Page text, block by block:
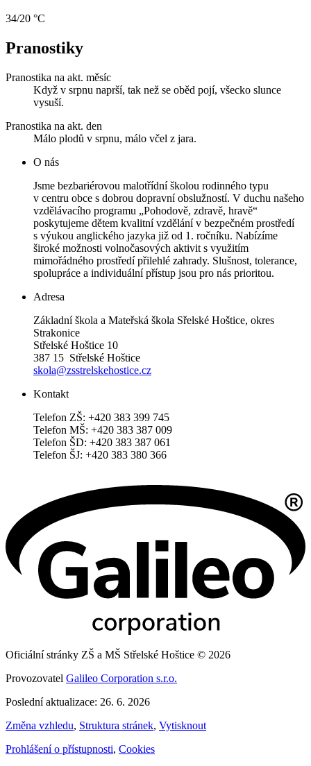
34/20 °C
Pranostiky
Pranostika na akt. měsíc
Když v srpnu naprší, tak než se oběd pojí, všecko slunce
vysuší.
Pranostika na akt. den
Málo plodů v srpnu, málo včel z jara.
O nás
Jsme bezbariérovou malotřídní školou rodinného typu
v centru obce s dobrou dopravní obslužností. V duchu našeho
vzdělávacího programu „Pohodově, zdravě, hravě“
poskytujeme dětem kvalitní vzdělání v bezpečném prostředí
s výukou anglického jazyka již od 1. ročníku. Nabízíme
široké možnosti volnočasových aktivit s využitím
mimořádného prostředí přilehlé zahrady. Slušnost, tolerance,
spolupráce a individuální přístup jsou pro nás prioritou.
Adresa
Základní škola a Mateřská škola Sřelské Hoštice, okres
Strakonice
Střelské Hoštice 10
387 15 Střelské Hoštice
skola@zsstrelskehostice.cz
Kontakt
Telefon ZŠ: +420 383 399 745
Telefon MŠ: +420 383 387 009
Telefon ŠD: +420 383 387 061
Telefon ŠJ: +420 383 380 366
Oficiální stránky ZŠ a MŠ Střelské Hoštice © 2026
Provozovatel Galileo Corporation s.r.o.
Poslední aktualizace: 26. 6. 2026
Změna vzhledu, Struktura stránek, Vytisknout
Prohlášení o přístupnosti, Cookies